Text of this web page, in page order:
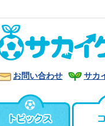
お問い合わせ サカ